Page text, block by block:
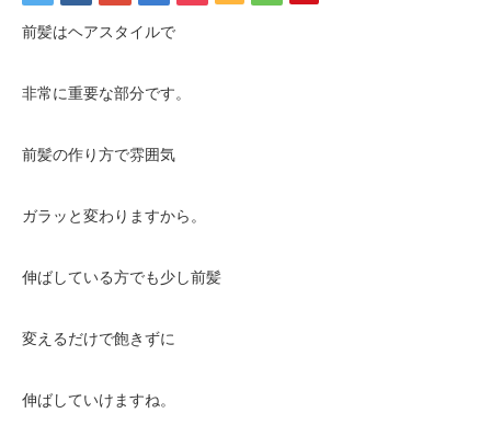
前髪はヘアスタイルで
非常に重要な部分です。
前髪の作り方で雰囲気
ガラッと変わりますから。
伸ばしている方でも少し前髪
変えるだけで飽きずに
伸ばしていけますね。